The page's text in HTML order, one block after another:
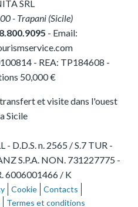
SRL
- Trapani (Sicile)
- Email:
- REA: TP184608 -
50,000 €
et visite dans l'ouest
Sicile
- D.D.S. n. 2565 / S.7 TUR -
S.P.A. NON. 731227775 -
6006001466 / K
Cookie
Contacts
Termes et conditions